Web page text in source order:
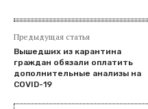
Предыдущая статья
Вышедших из карантина
граждан обязали оплатить
дополнительные анализы на
COVID-19